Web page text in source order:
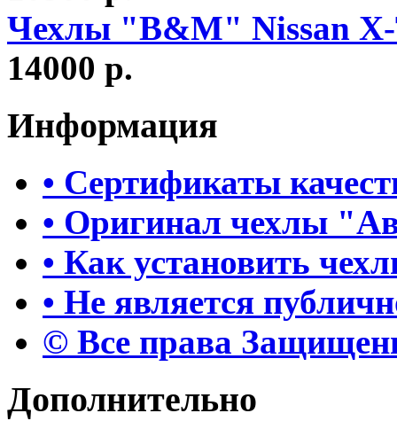
Чехлы "B&M" Nissan X-
14000 р.
Информация
• Сертификаты
• Оригинал чехлы
• Как установить
• Не является
© Все права
Дополнительно